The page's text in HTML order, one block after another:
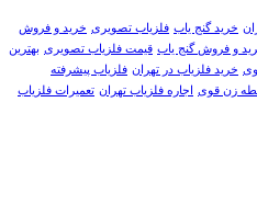
خرید گنج یاب فلزیاب تصویری خرید و فروش
و فروش گنج یاب قیمت فلزیاب تصویری بهترین
خرید فلزیاب در تهران فلزیاب پیشرفته
زن قوی اجاره فلزیاب تهران تعمیرات فلزیاب